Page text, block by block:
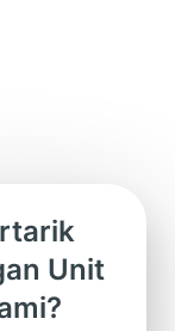
Unit